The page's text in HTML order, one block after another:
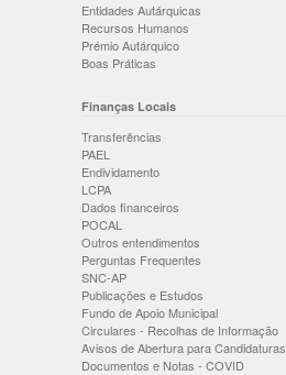
Entidades Autárquicas
Recursos Humanos
Prémio Autárquico
Boas Práticas
Finanças Locais
Transferências
PAEL
Endividamento
LCPA
Dados financeiros
POCAL
Outros entendimentos
Perguntas Frequentes
SNC-AP
Publicações e Estudos
Fundo de Apoio Municipal
Circulares - Recolhas de Informação
Avisos de Abertura para Candidaturas
Documentos e Notas - COVID